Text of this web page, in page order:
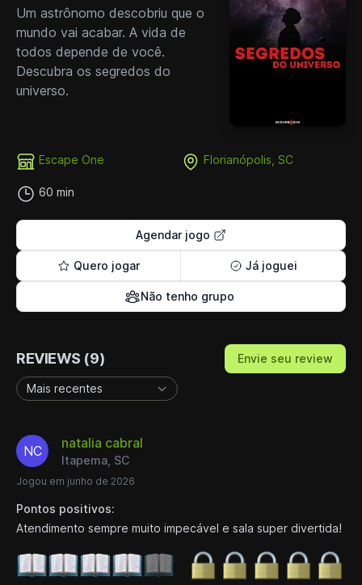
Um astrônomo descobriu que o
mundo vai acabar. A vida de
todos depende de você.
Descubra os segredos do
universo.
Escape One Florianópolis, SC
60 min
Agendar jogo
Quero jogar Já joguei
Não tenho grupo
REVIEWS (9) Envie seu review
NC natalia cabral
Itapema, SC
Jogou em junho de 2026
Pontos positivos:
Atendimento sempre muito impecável e sala super divertida!